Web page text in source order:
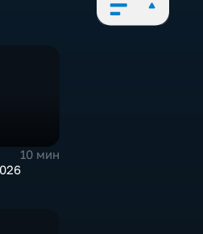
10 мин